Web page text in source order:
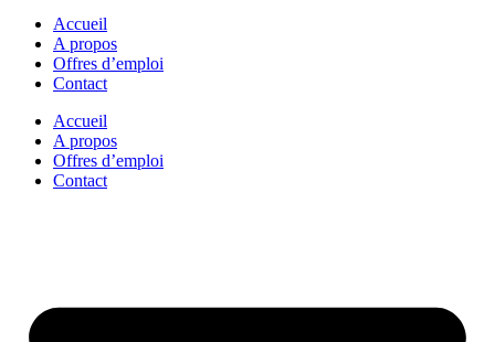
Accueil
A propos
Offres d’emploi
Contact
Accueil
A propos
Offres d’emploi
Contact